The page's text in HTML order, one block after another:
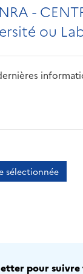
-
ou
sélectionnée
pour suivre